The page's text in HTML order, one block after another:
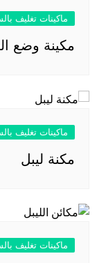
ماكينات تغليف
مكينة وضع
ماكينات تغليف
مكنة ليبل
ماكينات تغليف